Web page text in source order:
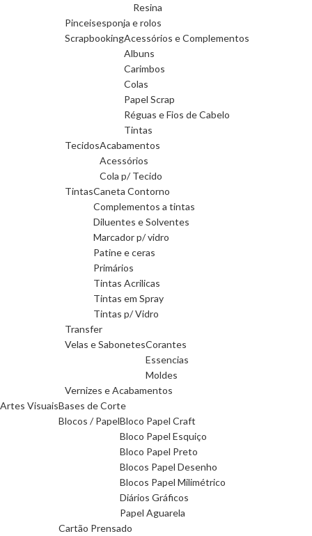
Resina
Pinceisesponja e rolos
ScrapbookingAcessórios e Complementos
Albuns
Carimbos
Colas
Papel Scrap
Réguas e Fios de Cabelo
Tintas
TecidosAcabamentos
Acessórios
Cola p/ Tecido
TintasCaneta Contorno
Complementos a tintas
Diluentes e Solventes
Marcador p/ vidro
Patine e ceras
Primários
Tintas Acrilicas
Tintas em Spray
Tintas p/ Vidro
Transfer
Velas e SabonetesCorantes
Essencias
Moldes
Vernizes e Acabamentos
Artes VisuaisBases de Corte
Blocos / PapelBloco Papel Craft
Bloco Papel Esquiço
Bloco Papel Preto
Blocos Papel Desenho
Blocos Papel Milimétrico
Diários Gráficos
Papel Aguarela
Cartão Prensado